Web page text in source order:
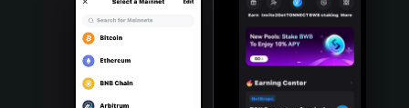
Português (Portugal)
Bahasa Indonesia